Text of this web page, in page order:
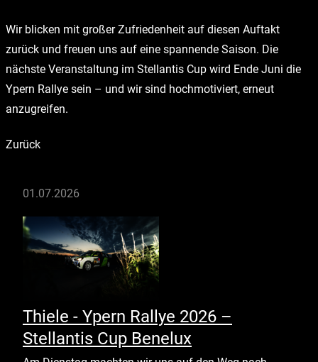
Wir blicken mit großer Zufriedenheit auf diesen Auftakt
zurück und freuen uns auf eine spannende Saison. Die
nächste Veranstaltung im Stellantis Cup wird Ende Juni die
Ypern Rallye sein – und wir sind hochmotiviert, erneut
anzugreifen.
Zurück
01.07.2026
Thiele - Ypern Rallye 2026 –
Stellantis Cup Benelux